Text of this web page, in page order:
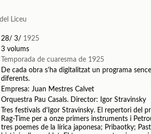
Liceu
28/ 3/ 1925
3 volums
Temporada de cuaresma de 1925
De cada obra s'ha digitalitzat un programa
diferents.
Empresa: Juan Mestres Calvet
Orquestra Pau Casals. Director: Igor Stravinsky
Tres festivals d'Igor Stravinsky. El repertori del
Rag-Time per a onze primers instruments i
tres poemes de la lírica japonesa; Pribaotky;